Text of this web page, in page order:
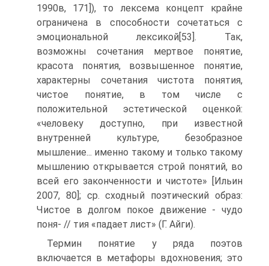
1990в, 171]), то лексема концепт крайне
ограничена в способности сочетаться с
эмоциональной лексикой[53]. Так,
возможны сочетания мертвое понятие,
красота понятия, возвышенное понятие,
характерны сочетания чистота понятия,
чистое понятие, в том числе с
положительной эстетической оценкой:
«человеку доступно, при известной
внутренней культуре, безобразное
мышление... именно такому и только такому
мышлению открывается строй понятий, во
всей его законченности и чистоте» [Ильин
2007, 80]; ср. сходный поэтический образ:
Чистое в долгом покое движение - чудо
поня- // тия «падает лист» (Г. Айги).
Термин понятие у ряда поэтов
включается в метафоры вдохновения; это